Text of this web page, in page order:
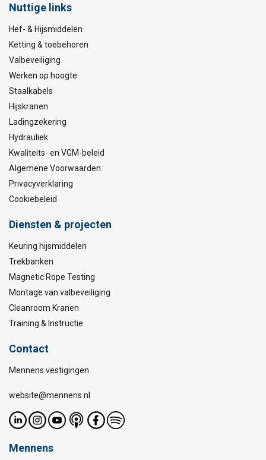
Nuttige links
Hef- & Hijsmiddelen
Ketting & toebehoren
Valbeveiliging
Werken op hoogte
Staalkabels
Hijskranen
Ladingzekering
Hydrauliek
Kwaliteits- en VGM-beleid
Algemene Voorwaarden
Privacyverklaring
Cookiebeleid
Diensten & projecten
Keuring hijsmiddelen
Trekbanken
Magnetic Rope Testing
Montage van valbeveiliging
Cleanroom Kranen
Training & Instructie
Contact
Mennens vestigingen
website@mennens.nl
Mennens